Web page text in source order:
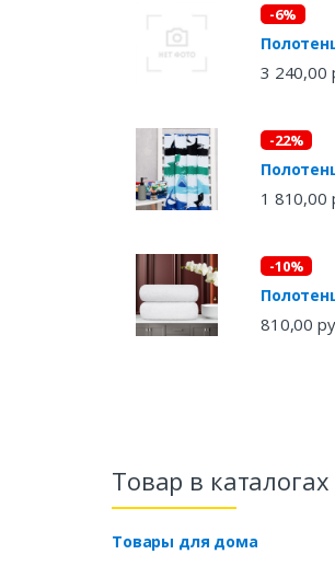
-6%
3 240,00
-22%
1 810,00
-10%
810,00
Товар в каталогах
Товары для дома